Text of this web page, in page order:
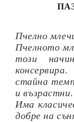
Пчелно
Пчелното
този
стайна
и
Има
добре на